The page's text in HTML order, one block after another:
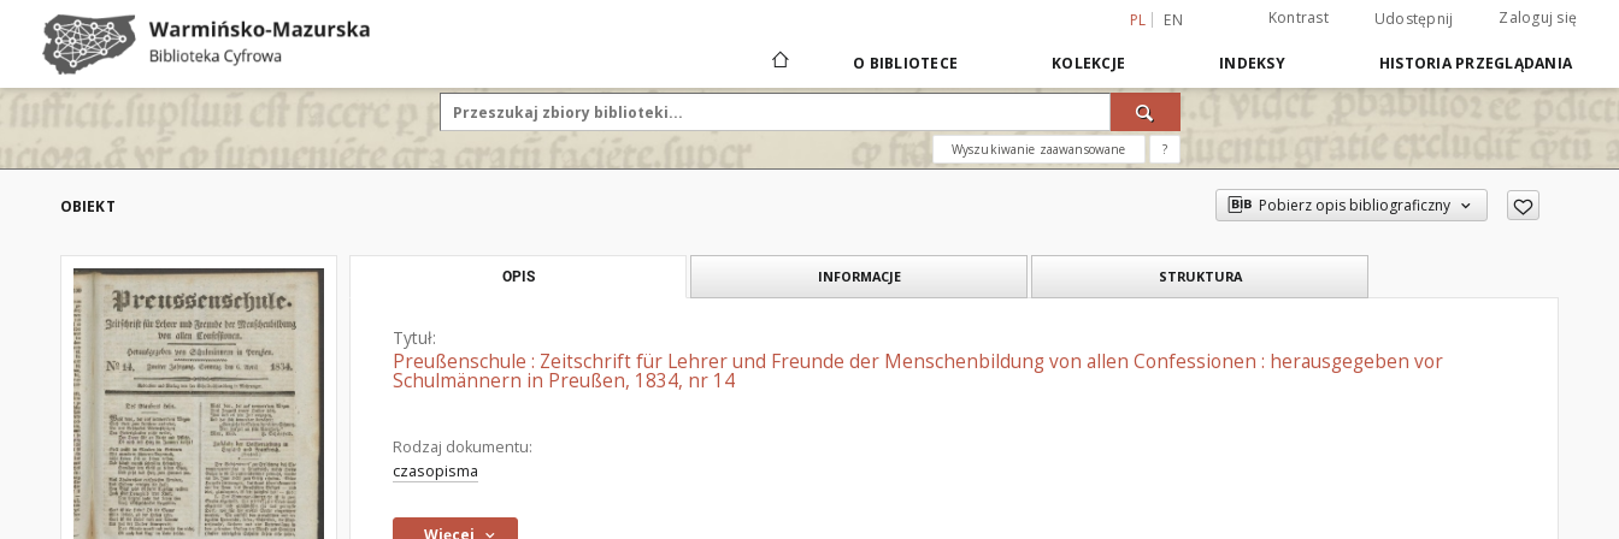
PL EN Kontrast Udostępnij Zaloguj się
O BIBLIOTECE KOLEKCJE INDEKSY HISTORIA PRZEGLĄDANIA
Wyszukiwanie zaawansowane ?
OBIEKT Pobierz opis bibliograficzny
OPIS INFORMACJE STRUKTURA
Tytuł:
Preußenschule : Zeitschrift für Lehrer und Freunde der Menschenbildung von allen Confessionen : herausgegeben vor
Schulmännern in Preußen, 1834, nr 14
Rodzaj dokumentu:
czasopisma
Więcej